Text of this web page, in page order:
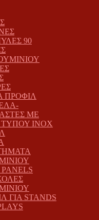
90
ΠΡΟΦΙΛ
ΜΕ
INOX
ΓΙΑ STANDS